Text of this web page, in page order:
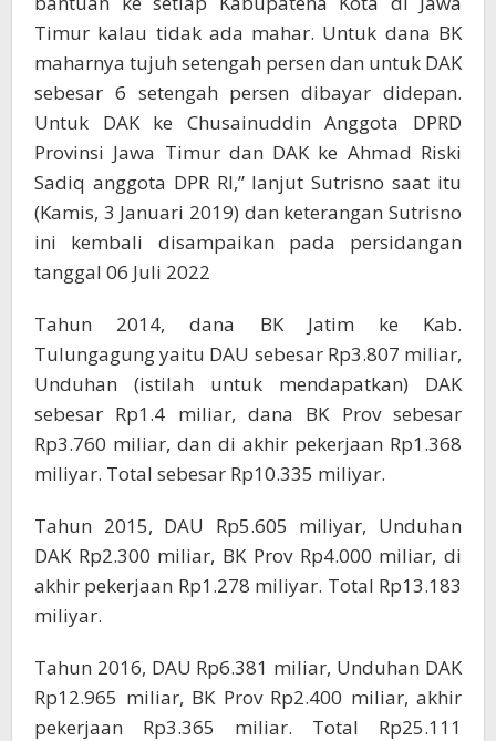
Timur kalau tidak ada mahar. Untuk dana BK
maharnya tujuh setengah persen dan untuk DAK
sebesar 6 setengah persen dibayar didepan.
Untuk DAK ke Chusainuddin Anggota DPRD
Provinsi Jawa Timur dan DAK ke Ahmad Riski
Sadiq anggota DPR RI,” lanjut Sutrisno saat itu
(Kamis, 3 Januari 2019) dan keterangan Sutrisno
ini kembali disampaikan pada persidangan
tanggal 06 Juli 2022
Tahun 2014, dana BK Jatim ke Kab.
Tulungagung yaitu DAU sebesar Rp3.807 miliar,
Unduhan (istilah untuk mendapatkan) DAK
sebesar Rp1.4 miliar, dana BK Prov sebesar
Rp3.760 miliar, dan di akhir pekerjaan Rp1.368
miliyar. Total sebesar Rp10.335 miliyar.
Tahun 2015, DAU Rp5.605 miliyar, Unduhan
DAK Rp2.300 miliar, BK Prov Rp4.000 miliar, di
akhir pekerjaan Rp1.278 miliyar. Total Rp13.183
miliyar.
Tahun 2016, DAU Rp6.381 miliar, Unduhan DAK
Rp12.965 miliar, BK Prov Rp2.400 miliar, akhir
pekerjaan Rp3.365 miliar. Total Rp25.111